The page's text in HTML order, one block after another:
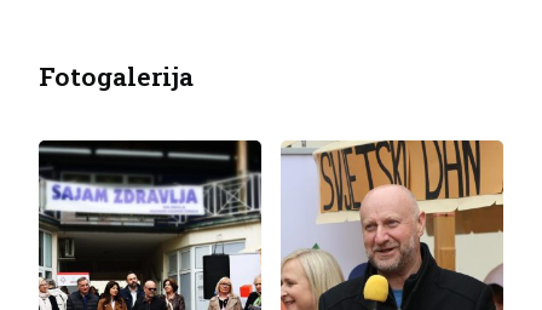
Fotogalerija